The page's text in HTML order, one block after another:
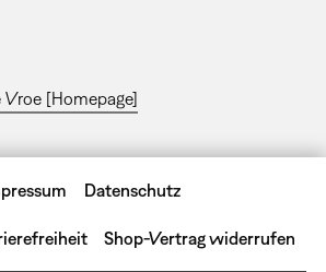
[Homepage]
Datenschutz
Shop-Vertrag widerrufen